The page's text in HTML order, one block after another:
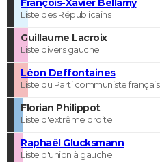
François-Xavier Bellamy
Liste des Républicains
Guillaume Lacroix
Liste divers gauche
Léon Deffontaines
Liste du Parti communiste français
Florian Philippot
Liste d'extrême droite
Raphaël Glucksmann
Liste d'union à gauche